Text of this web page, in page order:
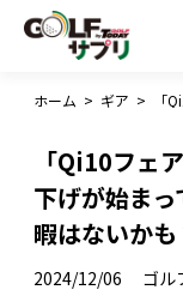
ホーム > ギア >
「Qi10フェ
下げが始ま
暇はないかも
2024/12/06 ゴル